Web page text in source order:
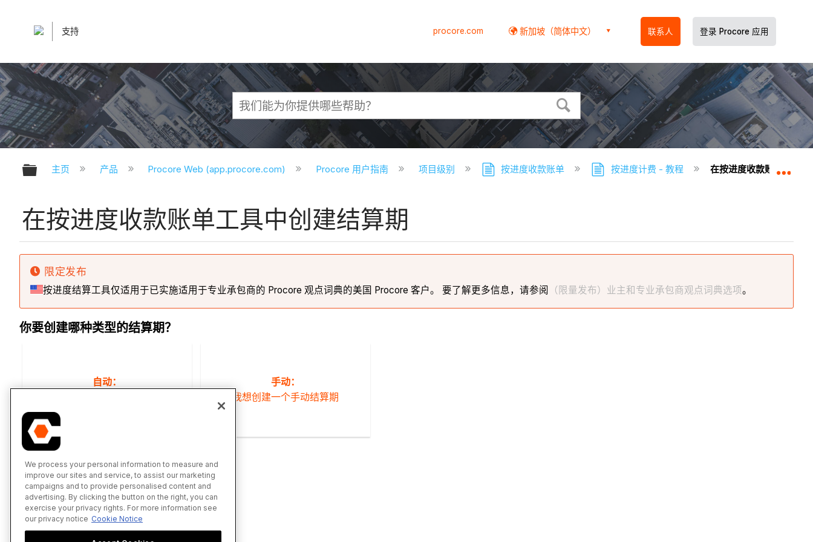
支持 procore.com 新加坡（简体中文） 联系人 登录 Procore 应用
扩展/隐缩全局层次
主页 产品 Procore Web (app.procore.com) Procore 用户指南 项目级别 按进度收款账单 按进度计费 - 教程 在按进度收款账单工具中
在按进度收款账单工具中创建结算期
限定发布
按进度结算工具仅适用于已实施适用于专业承包商的 Procore 观点词典的美国 Procore 客户。 要了解更多信息，请参阅 （限量发布）业主和专业承包商观点词典选项。
你要创建哪种类型的结算期？
自动：
手动：
我想创建一个手动结算期
We process your personal information to measure and
improve our sites and service, to assist our marketing
campaigns and to provide personalised content and
advertising. By clicking the button on the right, you can
exercise your privacy rights. For more information see
our privacy notice Cookie Notice